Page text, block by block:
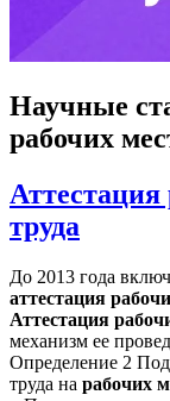
Научные
рабочих
Аттестация
труда
До 2013 года
аттестация
Аттестация
механизм ее
Определение 2 Под
труда на рабочих